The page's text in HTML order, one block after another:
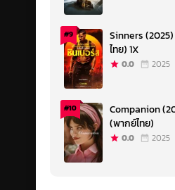
#9
Sinners
ไทย) 1X
0.0 2025
#10
Companion
(พากย์ไทย)
0.0 2025